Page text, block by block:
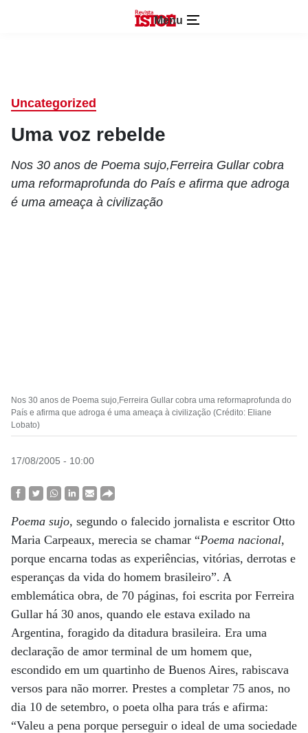
Menu
Uncategorized
Uma voz rebelde
Nos 30 anos de Poema sujo,Ferreira Gullar cobra
uma reformaprofunda do País e afirma que adroga
é uma ameaça à civilização
Nos 30 anos de Poema sujo,Ferreira Gullar cobra uma reformaprofunda do
País e afirma que adroga é uma ameaça à civilização (Crédito: Eliane
Lobato)
17/08/2005 - 10:00
Poema sujo, segundo o falecido jornalista e escritor Otto
Maria Carpeaux, merecia se chamar “Poema nacional,
porque encarna todas as experiências, vitórias, derrotas e
esperanças da vida do homem brasileiro”. A
emblemática obra, de 70 páginas, foi escrita por Ferreira
Gullar há 30 anos, quando ele estava exilado na
Argentina, foragido da ditadura brasileira. Era uma
declaração de amor terminal de um homem que,
escondido em um quartinho de Buenos Aires, rabiscava
versos para não morrer. Prestes a completar 75 anos, no
dia 10 de setembro, o poeta olha para trás e afirma:
“Valeu a pena porque perseguir o ideal de uma sociedade